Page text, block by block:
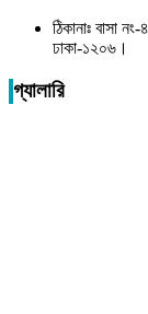
ঠিকানাঃ বাসা
ঢাকা-১২০৬।
গ্যালারি